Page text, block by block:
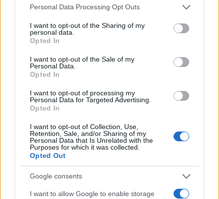
Please note that this website/app uses one or more Google
not limited to your visit or usage behaviour. You may click to
grant or deny consent to Google and its third-party tags to
use your data for below specified purposes in below Google
consent section.
Personal Data Processing Opt Outs
I want to opt-out of the Sharing of my
personal data.
Opted In
I want to opt-out of the Sale of my
Personal Data.
Opted In
I want to opt-out of processing my
Personal Data for Targeted Advertising.
Opted In
I want to opt-out of Collection, Use,
Retention, Sale, and/or Sharing of my
Personal Data that Is Unrelated with the
Purposes for which it was collected.
Opted Out
Google consents
I want to allow Google to enable storage
Απουσίες σε Γυμνάσια και Λύκεια: Ποιες είναι
δικαιολογημένες, τι αναφέρει η υπουργική
απόφαση
Δείτε αναλυτικά τι ισχύει και τι αναγράφεται στο ΦΕΚ για τις
περιπτώσεις απουσίας των μαθητών από το σχολείο.